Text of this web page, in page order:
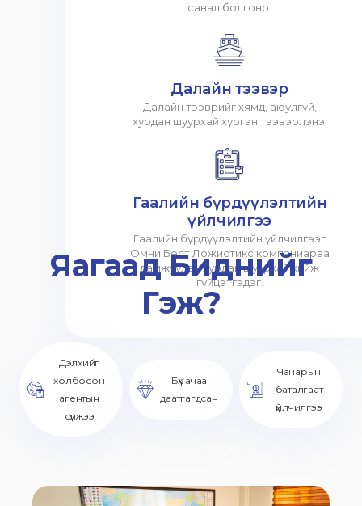
санал болгоно.
Далайн тээвэр
Далайн тээврийг хямд, аюулгүй,
хурдан шуурхай хүргэн тээвэрлэнэ.
Гаалийн бүрдүүлэлтийн
үйлчилгээ
Гаалийн бүрдүүлэлтийн үйлчилгээг
Омни Бест Ложистикс компаниараа
дамжуулан хурдан шуурхай хийж
гүйцэтгэдэг.
Яагаад Биднийг
Гэж?
Дэлхийг
холбосон
агентын
сүлжээ
Бүх ачаа
даатгагдсан
Чанарын
баталгаат
үйлчилгээ